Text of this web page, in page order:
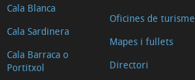
Cala Blanca
Cala Sardinera
Cala Barraca o
Portitxol
Oficines de turisme
Mapes i fullets
Directori